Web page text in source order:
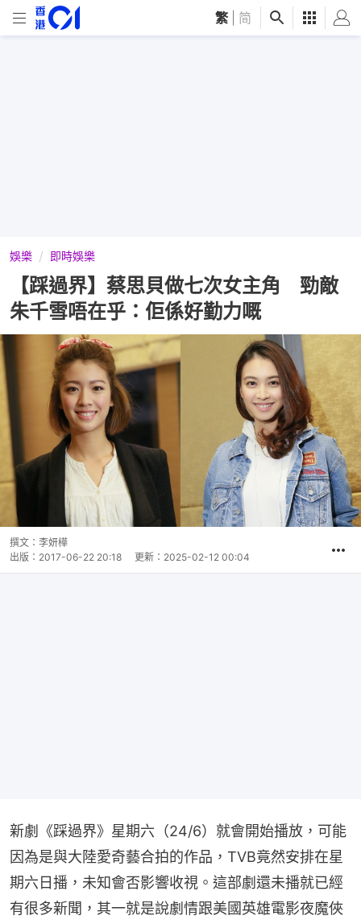
繁 简
娛樂 即時娛樂
【踩過界】蔡思貝做七次女主角 勁敵
朱千雪唔在乎：佢係好勤力嘅
撰文： 李妍樺
出版： 2017-06-22 20:18 更新： 2025-02-12 00:04
新劇《踩過界》星期六（24/6）就會開始播放，可能
因為是與大陸愛奇藝合拍的作品，TVB竟然安排在星
期六日播，未知會否影響收視。這部劇還未播就已經
有很多新聞，其一就是說劇情跟美國英雄電影夜魔俠